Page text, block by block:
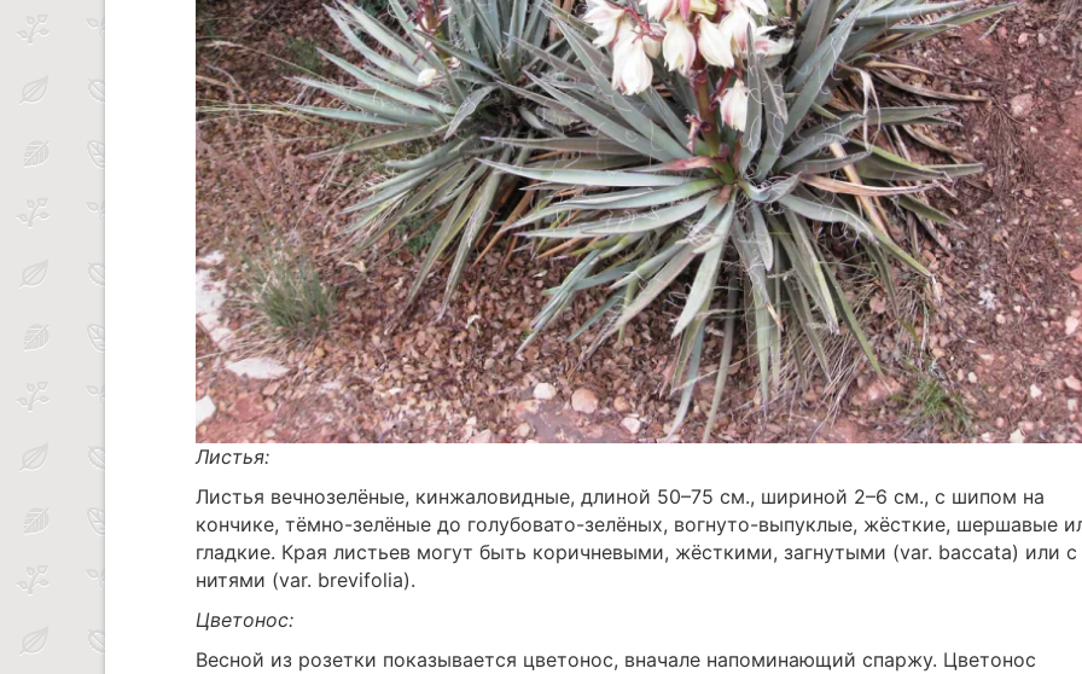
Листья:
Листья вечнозелёные, кинжаловидные, длиной 50–75 см., шириной 2–6 см., с шипом на
кончике, тёмно-зелёные до голубовато-зелёных, вогнуто-выпуклые, жёсткие, шершавые
гладкие. Края листьев могут быть коричневыми, жёсткими, загнутыми (var. baccata) или с
нитями (var. brevifolia).
Цветонос:
Весной из розетки показывается цветонос, вначале напоминающий спаржу. Цветонос